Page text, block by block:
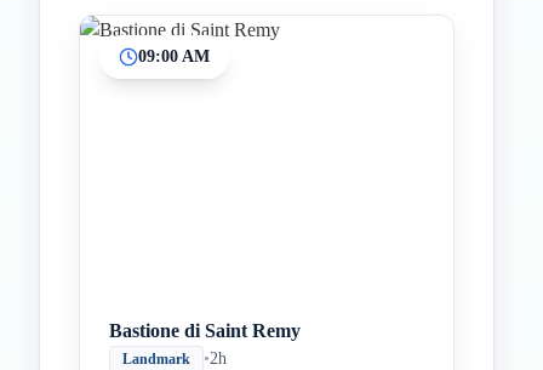
09:00 AM
Bastione di Saint Remy
Landmark •2h